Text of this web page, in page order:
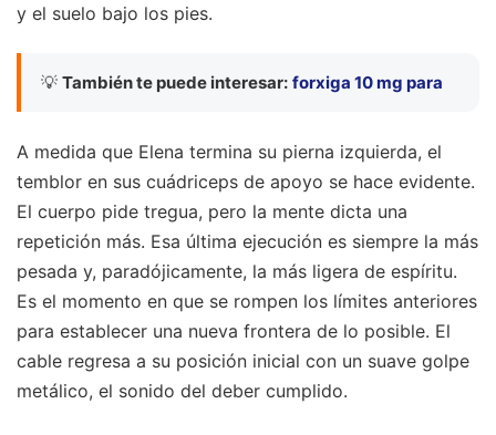
y el suelo bajo los pies.
💡 También te puede interesar: forxiga 10 mg para
A medida que Elena termina su pierna izquierda, el
temblor en sus cuádriceps de apoyo se hace evidente.
El cuerpo pide tregua, pero la mente dicta una
repetición más. Esa última ejecución es siempre la más
pesada y, paradójicamente, la más ligera de espíritu.
Es el momento en que se rompen los límites anteriores
para establecer una nueva frontera de lo posible. El
cable regresa a su posición inicial con un suave golpe
metálico, el sonido del deber cumplido.